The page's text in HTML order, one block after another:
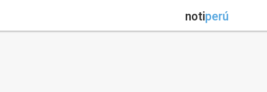
notiperú